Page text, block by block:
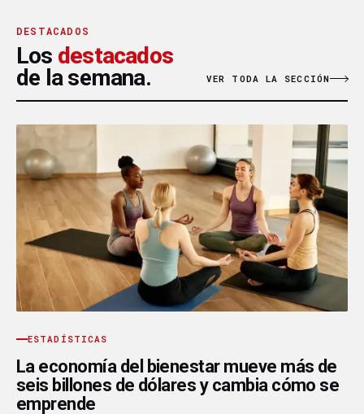
DESTACADOS
Los destacados
de la semana.
VER TODA LA SECCIÓN
ESTADÍSTICAS
La economía del bienestar mueve más de
seis billones de dólares y cambia cómo se
emprende